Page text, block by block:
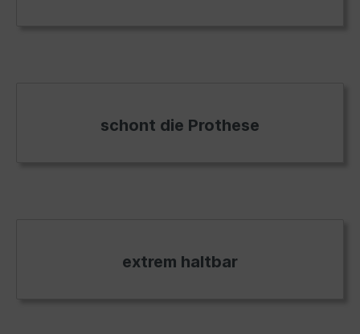
schont die Prothese
extrem haltbar